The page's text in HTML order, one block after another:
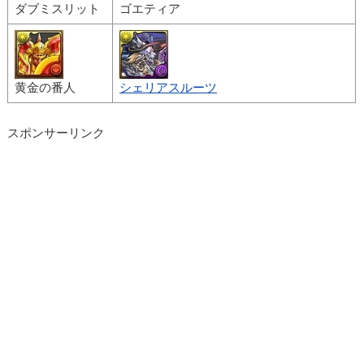
ダブミスリット ゴエティア
黄金の番人 シェリアスルーツ
スポンサーリンク